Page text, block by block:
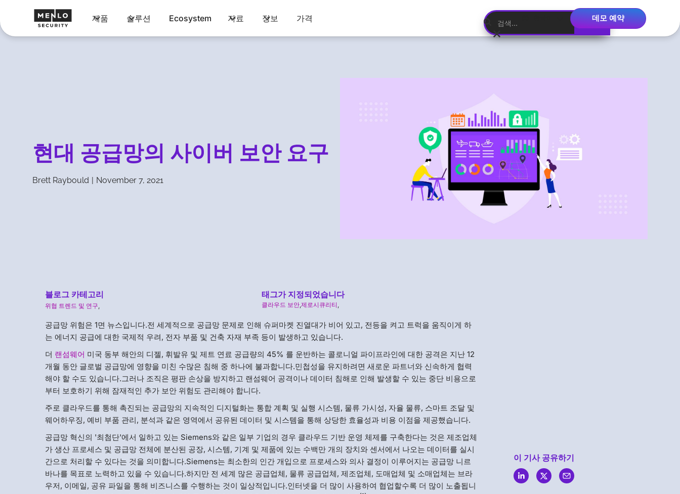
제품 솔루션 Ecosystem 자료 정보 가격 데모 예약
현대 공급망의 사이버 보안 요구
Brett Raybould | November 7, 2021
블로그 카테고리
위협 트렌드 및 연구
태그가 지정되었습니다
클라우드 보안, 제로시큐리티
공급망 위험은 1면 뉴스입니다.전 세계적으로 공급망 문제로 인해 슈퍼마켓 진열대가 비어 있고, 전등을 켜고 트럭을 움직이게 하
는 에너지 공급에 대한 국제적 우려, 전자 부품 및 건축 자재 부족 등이 발생하고 있습니다.
더 랜섬웨어 미국 동부 해안의 디젤, 휘발유 및 제트 연료 공급량의 45% 를 운반하는 콜로니얼 파이프라인에 대한 공격은 지난 12
개월 동안 글로벌 공급망에 영향을 미친 수많은 침해 중 하나에 불과합니다.민첩성을 유지하려면 새로운 파트너와 신속하게 협력
해야 할 수도 있습니다.그러나 조직은 평판 손상을 방지하고 랜섬웨어 공격이나 데이터 침해로 인해 발생할 수 있는 중단 비용으로
부터 보호하기 위해 잠재적인 추가 보안 위험도 관리해야 합니다.
주로 클라우드를 통해 촉진되는 공급망의 지속적인 디지털화는 통합 계획 및 실행 시스템, 물류 가시성, 자율 물류, 스마트 조달 및
웨어하우징, 예비 부품 관리, 분석과 같은 영역에서 공유된 데이터 및 시스템을 통해 상당한 효율성과 비용 이점을 제공했습니다.
공급망 혁신의 '최첨단'에서 일하고 있는 Siemens와 같은 일부 기업의 경우 클라우드 기반 운영 체제를 구축한다는 것은 제조업체
가 생산 프로세스 및 공급망 전체에 분산된 공장, 시스템, 기계 및 제품에 있는 수백만 개의 장치와 센서에서 나오는 데이터를 실시
간으로 처리할 수 있다는 것을 의미합니다.Siemens는 최소한의 인간 개입으로 프로세스와 의사 결정이 이루어지는 공급망 니르
바나를 목표로 노력하고 있을 수 있습니다.하지만 전 세계 많은 공급업체, 물류 공급업체, 제조업체, 도매업체 및 소매업체는 브라
우저, 이메일, 공유 파일을 통해 비즈니스를 수행하는 것이 일상적입니다.인터넷을 더 많이 사용하여 협업할수록 더 많이 노출됩니
이 기사 공유하기